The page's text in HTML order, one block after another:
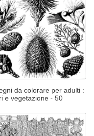
da colorare per adulti :
e vegetazione - 50